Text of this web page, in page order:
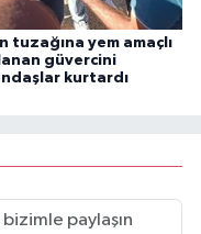
tuzağına yem amaçlı
güvercini
kurtardı